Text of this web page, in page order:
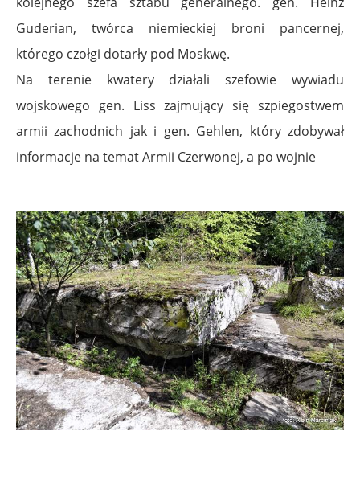
Guderian, twórca niemieckiej broni pancernej,
którego czołgi dotarły pod Moskwę.
Na terenie kwatery działali szefowie wywiadu
wojskowego gen. Liss zajmujący się szpiegostwem
armii zachodnich jak i gen. Gehlen, który zdobywał
informacje na temat Armii Czerwonej, a po wojnie